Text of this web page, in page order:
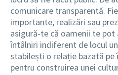
comunicare transparentă.
importante, realizări sau
asigură-te că oamenii te pot
întâlniri indiferent de locul
stabilești o relație bazată pe
pentru construirea unei